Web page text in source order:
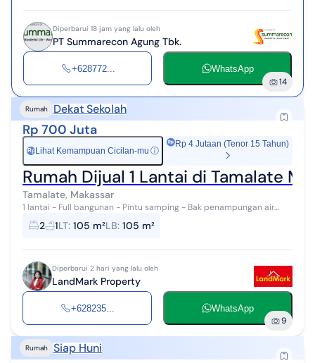
Diperbarui 18 jam yang lalu oleh
PT Summarecon Agung Tbk.
+628772... WhatsApp
14
Rumah Dekat Sekolah
Rp 700 Juta
Rp Lihat Kemampuan Cicilan-mu ⓘ
Rp 4 Jutaan (Tenor 15 Tahun)
Rumah Dijual 1 Lantai di Tamalate
Tamalate, Makassar
1 lantai - Full bangunan - Pintu samping - Bak penampungan air
yang ditanam dibawah - Kanopi - Carpot luas bisa 2 mobil 1 motor
- ... 2 1LT: 105 m²LB: 105 m²
Diperbarui 2 hari yang lalu oleh
LandMark Property
+628235... WhatsApp
9
Rumah Siap Huni